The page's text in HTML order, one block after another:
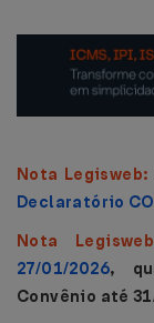
Nota Legisweb:
Declaratório
Nota
27/01/2026,
Convênio até